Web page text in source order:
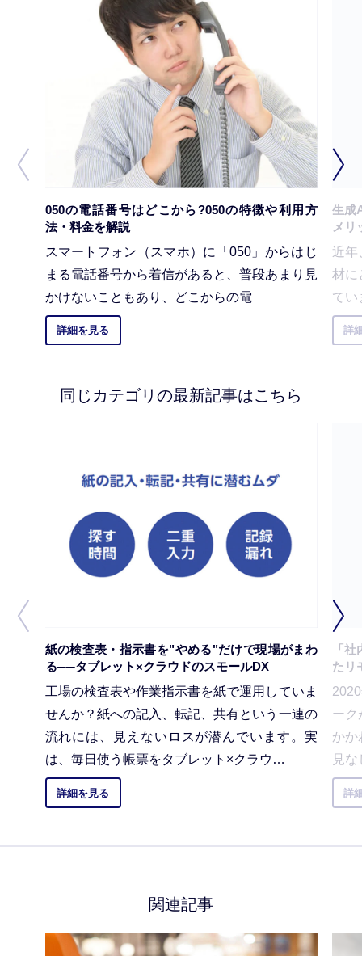
050の電話番号はどこから?050の特徴や利用方
法・料金を解説
スマートフォン（スマホ）に「050」からはじ
まる電話番号から着信があると、普段あまり見
かけないこともあり、どこからの電
詳細を見る
生成
メリ
近年
材に
てい
詳
同じカテゴリの最新記事はこちら
紙の検査表・指示書を"やめる"だけで現場がまわ
る──タブレット×クラウドのスモールDX
工場の検査表や作業指示書を紙で運用していま
せんか？紙への記入、転記、共有という一連の
流れには、見えないロスが潜んでいます。実
は、毎日使う帳票をタブレット×クラウ…
詳細を見る
「
たリ
ーク
かか
見
詳
関連記事